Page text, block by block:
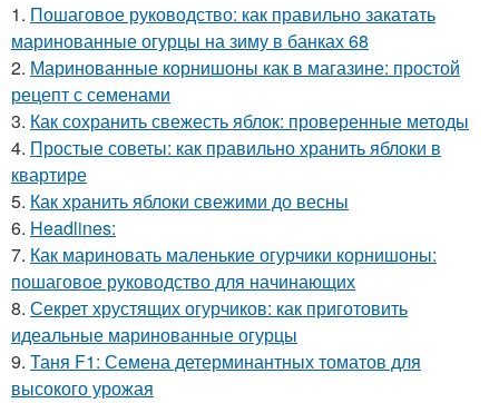
1. Пошаговое руководство: как правильно закатать
маринованные огурцы на зиму в банках 68
2. Маринованные корнишоны как в магазине: простой
рецепт с семенами
3. Как сохранить свежесть яблок: проверенные методы
4. Простые советы: как правильно хранить яблоки в
квартире
5. Как хранить яблоки свежими до весны
6. Headlines:
7. Как мариновать маленькие огурчики корнишоны:
пошаговое руководство для начинающих
8. Секрет хрустящих огурчиков: как приготовить
идеальные маринованные огурцы
9. Таня F1: Семена детерминантных томатов для
высокого урожая